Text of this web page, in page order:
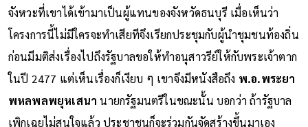
จังหวะที่เขาได้เข้ามาเป็นผู้แทนของจังหวัดธนบุรี เมื่อเห็นว่า
โครงการนี้ไม่มีใครจะทำเสียทีจึงเรียกประชุมกับผู้นำชุมชนท้องถิ่น
ก่อนมีมติส่งเรื่องไปถึงรัฐบาลขอให้ทำอนุสาวรีย์ให้กับพระเจ้าตาก
ในปี 2477 แต่เห็นเรื่องก็เงียบ ๆ เขาจึงมีหนังสือถึง พ.อ.พระยา
พหลพลพยุหเสนา นายกรัฐมนตรีในขณะนั้น บอกว่า ถ้ารัฐบาล
เพิกเฉยไม่สนใจแล้ว ประชาชนก็จะร่วมกันจัดสร้างขึ้นมาเอง